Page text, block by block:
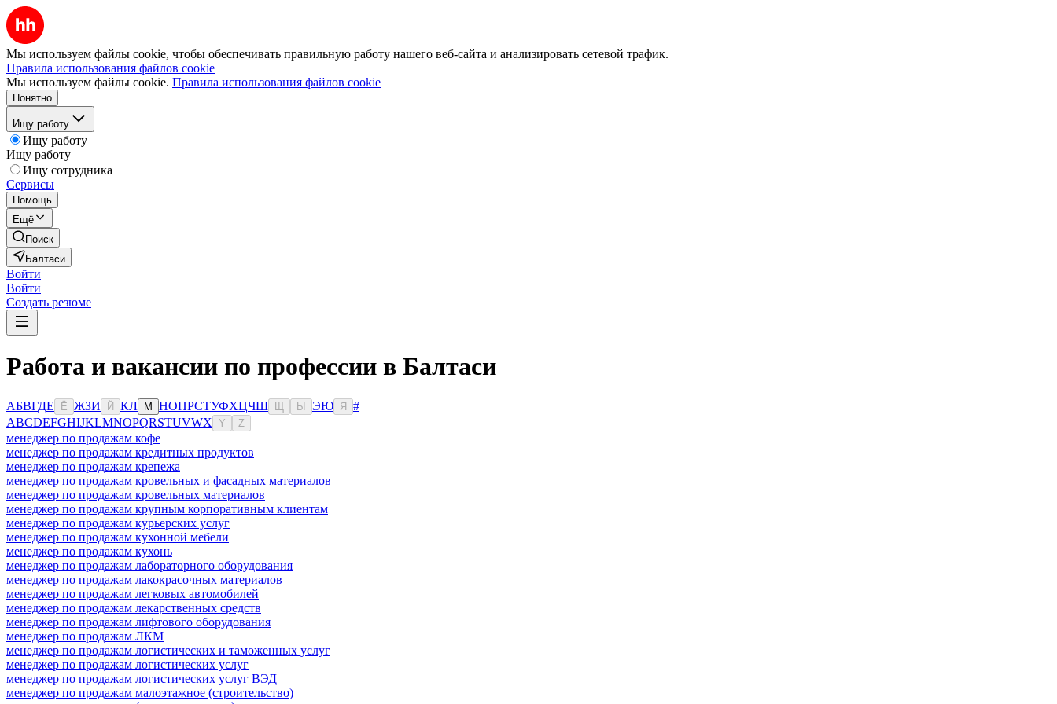
Мы используем файлы cookie, чтобы обеспечивать правильную работу нашего веб-сайта и анализировать сетевой трафик.
Правила использования файлов cookie
Мы используем файлы cookie. Правила использования файлов cookie
Понятно
Ищу работу
Ищу работу
Ищу работу
Ищу сотрудника
Сервисы
Помощь
Ещё
Поиск
Балтаси
Войти
Войти
Создать резюме
Работа и вакансии по профессии в Балтаси
АБВГДЕ Ё ЖЗИ Й КЛ М НОПРСТУФХЦЧШ Ы ЭЮ Я
#
ABCDEFGHIJKLMNOPQRSTUVWX Y Z
менеджер по продажам кофе
менеджер по продажам кредитных продуктов
менеджер по продажам крепежа
менеджер по продажам кровельных и фасадных материалов
менеджер по продажам кровельных материалов
менеджер по продажам крупным корпоративным клиентам
менеджер по продажам курьерских услуг
менеджер по продажам кухонной мебели
менеджер по продажам кухонь
менеджер по продажам лабораторного оборудования
менеджер по продажам лакокрасочных материалов
менеджер по продажам легковых автомобилей
менеджер по продажам лекарственных средств
менеджер по продажам лифтового оборудования
менеджер по продажам ЛКМ
менеджер по продажам логистических и таможенных услуг
менеджер по продажам логистических услуг
менеджер по продажам логистических услуг ВЭД
менеджер по продажам малоэтажное (строительство)